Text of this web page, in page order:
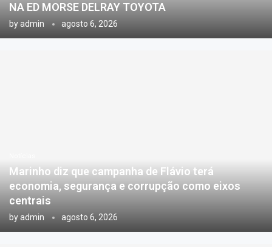
NA ED MORSE DELRAY TOYOTA
byadmin agosto 6, 2026
Marinho diz que campanha de Flávio terá
economia, segurança e corrupção como eixos
centrais
byadmin agosto 6, 2026